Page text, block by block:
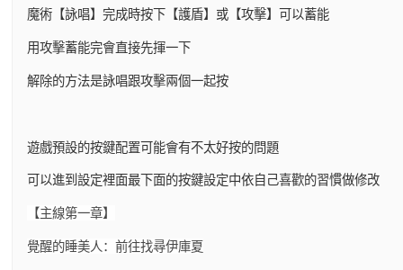
魔術【詠唱】完成時按下【護盾】或【攻擊】可以蓄能
用攻擊蓄能完會直接先揮一下
解除的方法是詠唱跟攻擊兩個一起按
遊戲預設的按鍵配置可能會有不太好按的問題
可以進到設定裡面最下面的按鍵設定中依自己喜歡的習慣做修改
【主線第一章】
覺醒的睡美人：前往找尋伊庫夏